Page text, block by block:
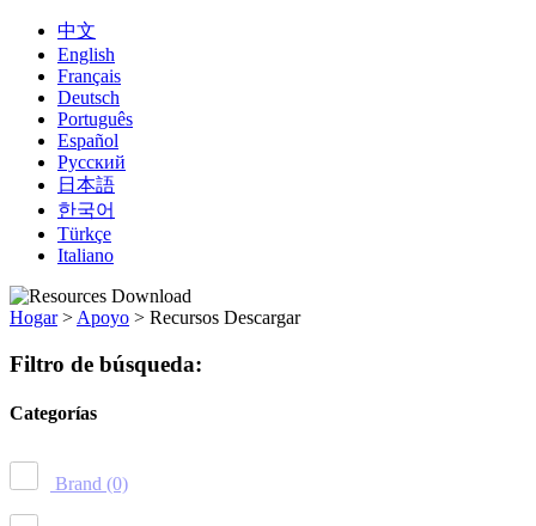
中文
English
Français
Deutsch
Português
Español
Русский
日本語
한국어
Türkçe
Italiano
Hogar > Apoyo > Recursos Descargar
Filtro de búsqueda:
Categorías
Brand (0)